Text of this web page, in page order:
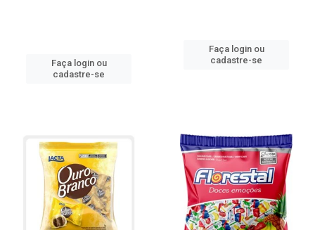
Faça login ou
cadastre-se
Faça login ou
cadastre-se